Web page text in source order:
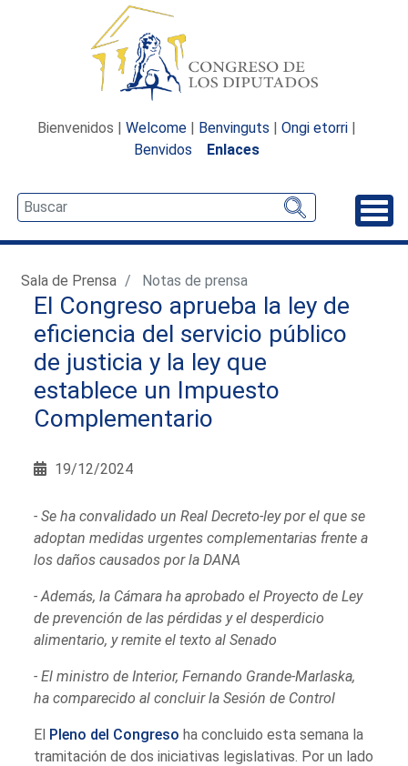
Bienvenidos | Welcome | Benvinguts | Ongi etorri |
Benvidos
Enlaces
Sala de Prensa Notas de prensa
El Congreso aprueba la ley de
eficiencia del servicio público
de justicia y la ley que
establece un Impuesto
Complementario
19/12/2024
- Se ha convalidado un Real Decreto-ley por el que se
adoptan medidas urgentes complementarias frente a
los daños causados por la DANA
- Además, la Cámara ha aprobado el Proyecto de Ley
de prevención de las pérdidas y el desperdicio
alimentario, y remite el texto al Senado
- El ministro de Interior, Fernando Grande-Marlaska,
ha comparecido al concluir la Sesión de Control
El Pleno del Congreso ha concluido esta semana la
tramitación de dos iniciativas legislativas. Por un lado